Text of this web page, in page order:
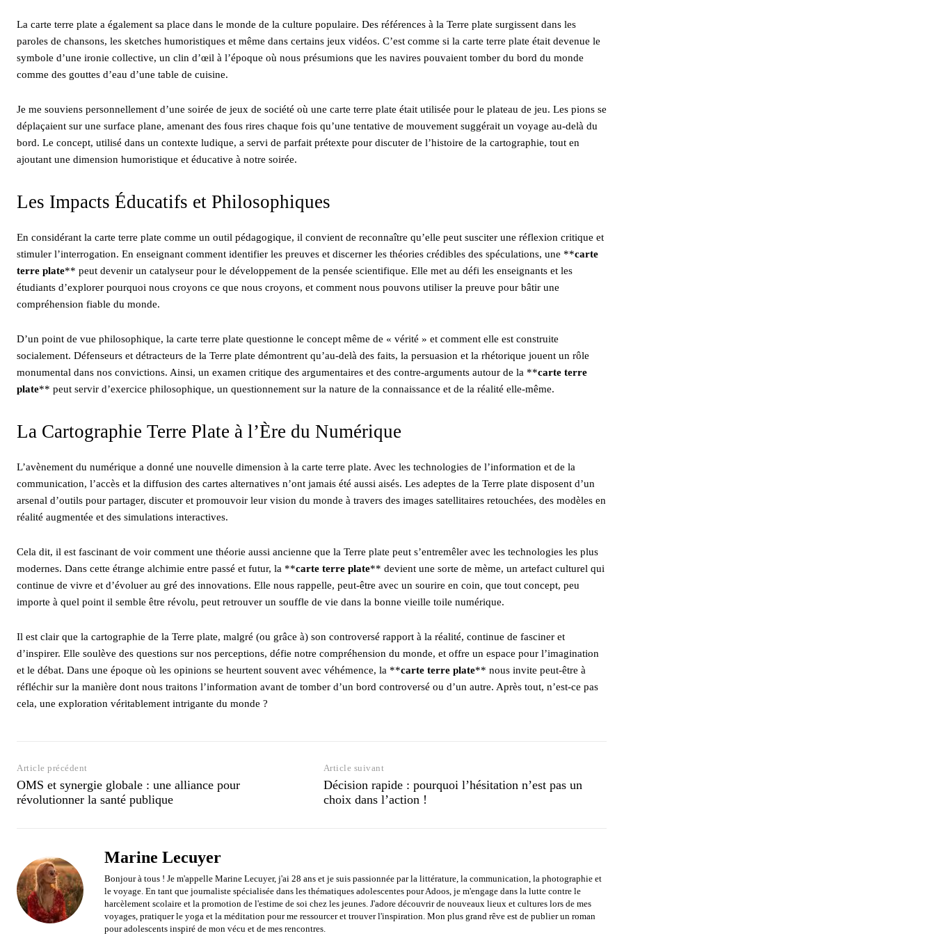
La carte terre plate a également sa place dans le monde de la culture populaire. Des références à la Terre plate surgissent dans les
paroles de chansons, les sketches humoristiques et même dans certains jeux vidéos. C’est comme si la carte terre plate était devenue le
symbole d’une ironie collective, un clin d’œil à l’époque où nous présumions que les navires pouvaient tomber du bord du monde
comme des gouttes d’eau d’une table de cuisine.
Je me souviens personnellement d’une soirée de jeux de société où une carte terre plate était utilisée pour le plateau de jeu. Les pions se
déplaçaient sur une surface plane, amenant des fous rires chaque fois qu’une tentative de mouvement suggérait un voyage au-delà du
bord. Le concept, utilisé dans un contexte ludique, a servi de parfait prétexte pour discuter de l’histoire de la cartographie, tout en
ajoutant une dimension humoristique et éducative à notre soirée.
Les Impacts Éducatifs et Philosophiques
En considérant la carte terre plate comme un outil pédagogique, il convient de reconnaître qu’elle peut susciter une réflexion critique et
stimuler l’interrogation. En enseignant comment identifier les preuves et discerner les théories crédibles des spéculations, une **carte
terre plate** peut devenir un catalyseur pour le développement de la pensée scientifique. Elle met au défi les enseignants et les
étudiants d’explorer pourquoi nous croyons ce que nous croyons, et comment nous pouvons utiliser la preuve pour bâtir une
compréhension fiable du monde.
D’un point de vue philosophique, la carte terre plate questionne le concept même de « vérité » et comment elle est construite
socialement. Défenseurs et détracteurs de la Terre plate démontrent qu’au-delà des faits, la persuasion et la rhétorique jouent un rôle
monumental dans nos convictions. Ainsi, un examen critique des argumentaires et des contre-arguments autour de la **carte terre
plate** peut servir d’exercice philosophique, un questionnement sur la nature de la connaissance et de la réalité elle-même.
La Cartographie Terre Plate à l’Ère du Numérique
L’avènement du numérique a donné une nouvelle dimension à la carte terre plate. Avec les technologies de l’information et de la
communication, l’accès et la diffusion des cartes alternatives n’ont jamais été aussi aisés. Les adeptes de la Terre plate disposent d’un
arsenal d’outils pour partager, discuter et promouvoir leur vision du monde à travers des images satellitaires retouchées, des modèles en
réalité augmentée et des simulations interactives.
Cela dit, il est fascinant de voir comment une théorie aussi ancienne que la Terre plate peut s’entremêler avec les technologies les plus
modernes. Dans cette étrange alchimie entre passé et futur, la **carte terre plate** devient une sorte de mème, un artefact culturel qui
continue de vivre et d’évoluer au gré des innovations. Elle nous rappelle, peut-être avec un sourire en coin, que tout concept, peu
importe à quel point il semble être révolu, peut retrouver un souffle de vie dans la bonne vieille toile numérique.
Il est clair que la cartographie de la Terre plate, malgré (ou grâce à) son controversé rapport à la réalité, continue de fasciner et
d’inspirer. Elle soulève des questions sur nos perceptions, défie notre compréhension du monde, et offre un espace pour l’imagination
et le débat. Dans une époque où les opinions se heurtent souvent avec véhémence, la **carte terre plate** nous invite peut-être à
réfléchir sur la manière dont nous traitons l’information avant de tomber d’un bord controversé ou d’un autre. Après tout, n’est-ce pas
cela, une exploration véritablement intrigante du monde ?
Article précédent
OMS et synergie globale : une alliance pour
révolutionner la santé publique
Article suivant
Décision rapide : pourquoi l’hésitation n’est pas un
choix dans l’action !
Marine Lecuyer
Bonjour à tous ! Je m'appelle Marine Lecuyer, j'ai 28 ans et je suis passionnée par la littérature, la communication, la photographie et
le voyage. En tant que journaliste spécialisée dans les thématiques adolescentes pour Adoos, je m'engage dans la lutte contre le
harcèlement scolaire et la promotion de l'estime de soi chez les jeunes. J'adore découvrir de nouveaux lieux et cultures lors de mes
voyages, pratiquer le yoga et la méditation pour me ressourcer et trouver l'inspiration. Mon plus grand rêve est de publier un roman
pour adolescents inspiré de mon vécu et de mes rencontres.